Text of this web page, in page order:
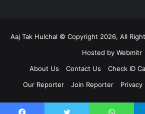
Aaj Tak Hulchal © Copyright 2026, All
Hosted by Webmitr
About Us
Contact Us Check ID
Our Reporter
Join Reporter Privacy